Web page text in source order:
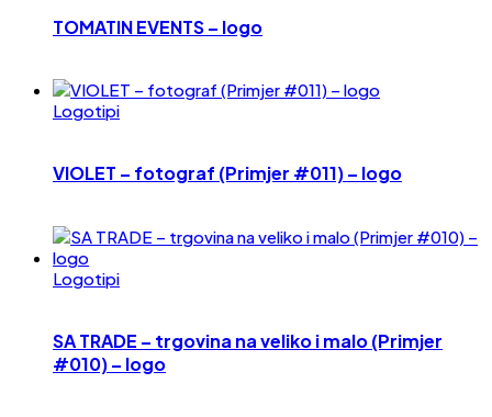
TOMATIN EVENTS – logo
Logotipi
VIOLET – fotograf (Primjer #011) – logo
Logotipi
SA TRADE – trgovina na veliko i malo (Primjer
#010) – logo